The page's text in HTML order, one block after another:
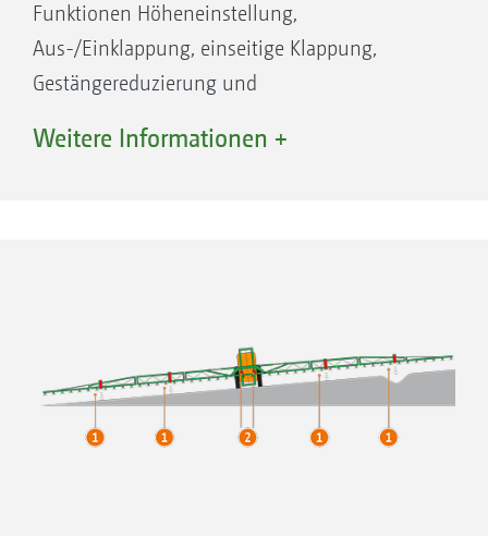
Funktionen Höheneinstellung,
Aus-/Einklappung, einseitige Klappung,
Gestängereduzierung und
damit einfach über das ISOBUS-Terminal oder
Weitere Informationen +